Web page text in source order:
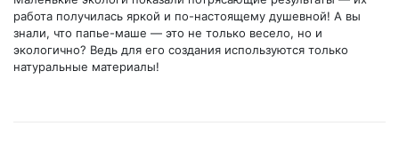
работа получилась яркой и по-настоящему душевной! А вы
знали, что папье-маше — это не только весело, но и
экологично? Ведь для его создания используются только
натуральные материалы!